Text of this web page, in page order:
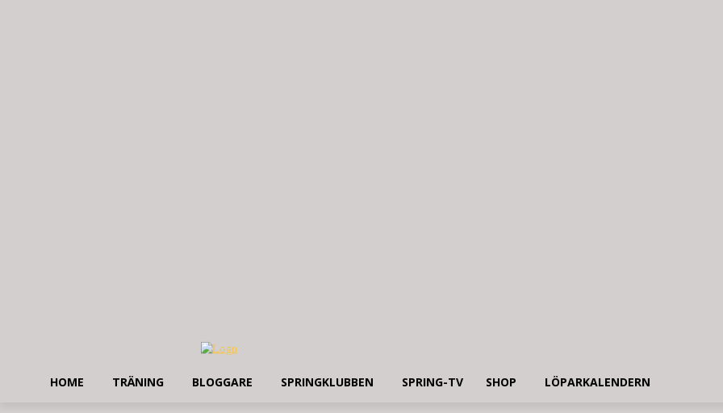
HOME TRÄNING BLOGGARE SPRINGKLUBBEN SPRING-TV SHOP LÖPARKALENDERN